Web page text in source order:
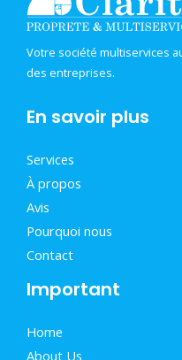
Votre société multiservices
des entreprises.
En savoir plus
Services
À propos
Avis
Pourquoi nous
Contact
Important
Home
About Us